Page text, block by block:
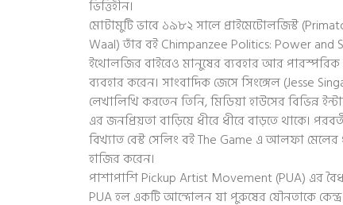
ভিত্তিহীন।
মোটামুটি ভাবে ১৯৮২ সালে প্রাইমেটোলজিস্ট
Waal) তাঁর বই Chimpanzee Politics: Power and
ইথোলজির বাইরেও মানুষের ব্যবহার আর পারস্পরিক
ব্যবহার করেন। সাংবাদিক জেসে সিংঙ্গেল (Jesse
লেখালিখি করতেন তিনি, মিডিয়া হাউসের বিভিন্ন
এর জনপ্রিয়তা বাড়িয়ে ধীরে ধীরে বাড়তে থাকে।
বিখ্যাত বেস্ট সেলিং বই The Game এ আলফা
হাজির করেন।
পাশাপাশি Pickup Artist Movement (PUA) এর
PUA হল একটি আন্দোলন যা পুরুষের যৌনতাকে